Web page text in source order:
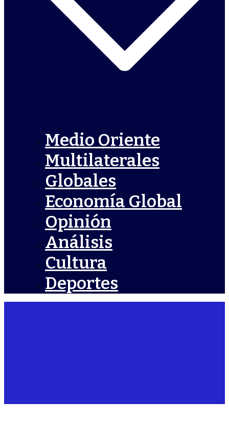
Medio Oriente
Multilaterales
Globales
Economía Global
Opinión
Análisis
Cultura
Deportes